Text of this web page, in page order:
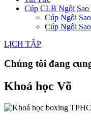
Cúp CLB Ngôi
Cúp Ngôi
Cúp Ngôi
LỊCH TẬP
Chúng tôi đang
Khoá học Võ